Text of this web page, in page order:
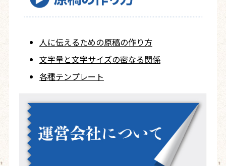
人に伝えるための原稿の作り方
文字量と文字サイズの密なる関係
各種テンプレート